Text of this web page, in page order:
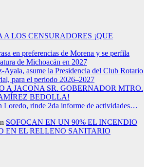
A LOS CENSURADORES ¡QUE
en preferencias de Morena y se perfila
de Michoacán en 2027
Ayala, asume la Presidencia del Club Rotario
para el periodo 2026–2027
A JACONA SR. GOBERNADOR MTRO.
BEDOLLA!
Loredo, rinde 2da informe de actividades…
SOFOCAN EN UN 90% EL INCENDIO
EN EL RELLENO SANITARIO